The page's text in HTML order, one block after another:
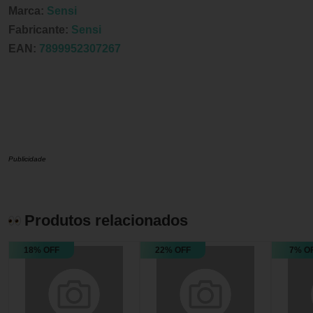
Marca: Sensi
Fabricante: Sensi
EAN: 7899952307267
Publicidade
Produtos relacionados
18% OFF 22% OFF 7%